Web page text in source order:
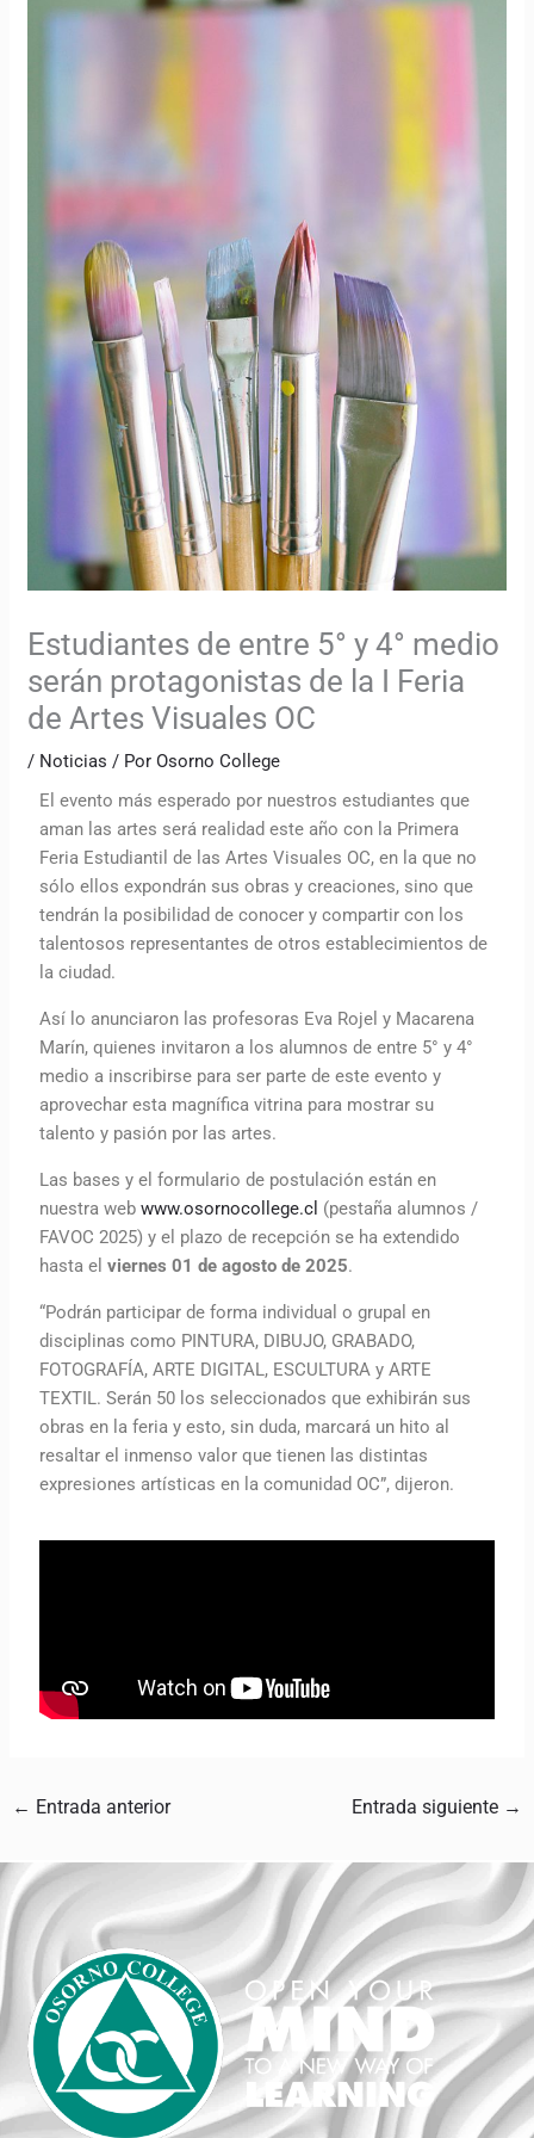
Estudiantes de entre 5° y 4° medio
serán protagonistas de la I Feria
de Artes Visuales OC
/ Noticias / PorOsorno College
El evento más esperado por nuestros estudiantes que
aman las artes será realidad este año con la Primera
Feria Estudiantil de las Artes Visuales OC, en la que no
sólo ellos expondrán sus obras y creaciones, sino que
tendrán la posibilidad de conocer y compartir con los
talentosos representantes de otros establecimientos de
la ciudad.
Así lo anunciaron las profesoras Eva Rojel y Macarena
Marín, quienes invitaron a los alumnos de entre 5° y 4°
medio a inscribirse para ser parte de este evento y
aprovechar esta magnífica vitrina para mostrar su
talento y pasión por las artes.
Las bases y el formulario de postulación están en
nuestra webwww.osornocollege.cl (pestaña alumnos /
FAVOC 2025) y el plazo de recepción se ha extendido
hasta elviernes 01 de agosto de 2025.
“Podrán participar de forma individual o grupal en
disciplinas como PINTURA, DIBUJO, GRABADO,
FOTOGRAFÍA, ARTE DIGITAL, ESCULTURA y ARTE
TEXTIL. Serán 50 los seleccionados que exhibirán sus
obras en la feria y esto, sin duda, marcará un hito al
resaltar el inmenso valor que tienen las distintas
expresiones artísticas en la comunidad OC”, dijeron.
← Entrada anterior Entrada siguiente →